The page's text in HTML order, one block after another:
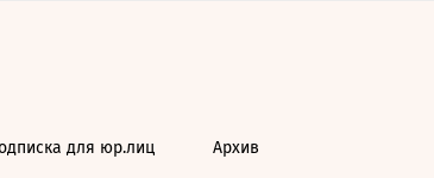
для юр.лиц Архив